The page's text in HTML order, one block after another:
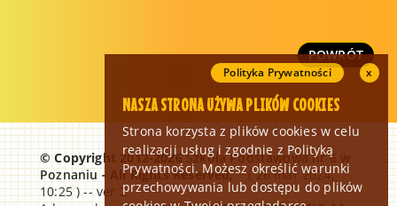
POWRÓT
© Copyright 2012-2026Szkoła Podstawowa nr 6 w
Poznaniu- All Rights Reserved,( 26 mar 2024,
10:25 ) -- ver.2
NASZA STRONA UŻYWA PLIKÓW COOKIES
Strona korzysta z plików cookies w celu
realizacji usług i zgodnie z Polityką
Prywatności. Możesz określić warunki
przechowywania lub dostępu do plików
Polityka Prywatności x